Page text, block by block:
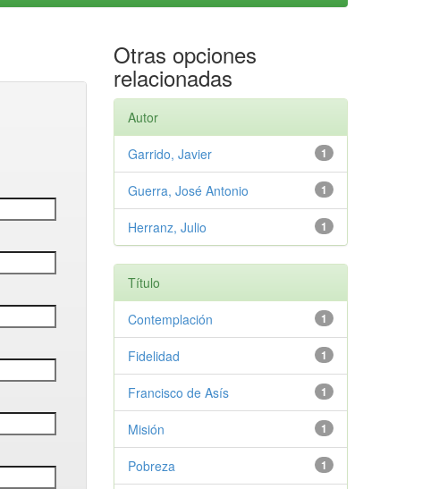
Otras opciones
relacionadas
Autor
1
Garrido, Javier
1
Guerra, José Antonio
1
Herranz, Julio
Título
1
Contemplación
1
Fidelidad
1
Francisco de Asís
1
Misión
1
Pobreza